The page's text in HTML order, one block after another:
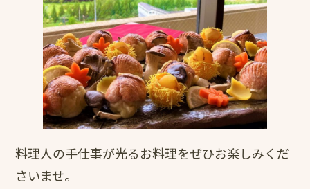
料理人の手仕事が光るお料理をぜひお楽しみくだ
さいませ。